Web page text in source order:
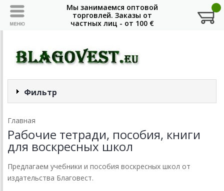
Фильтр
Главная
Рабочие тетради, пособия, книги
для воскресных школ
Предлагаем учебники и пособия воскресных школ от
издательства Благовест.